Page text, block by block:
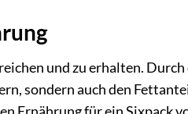
und zu erhalten.
sondern auch den